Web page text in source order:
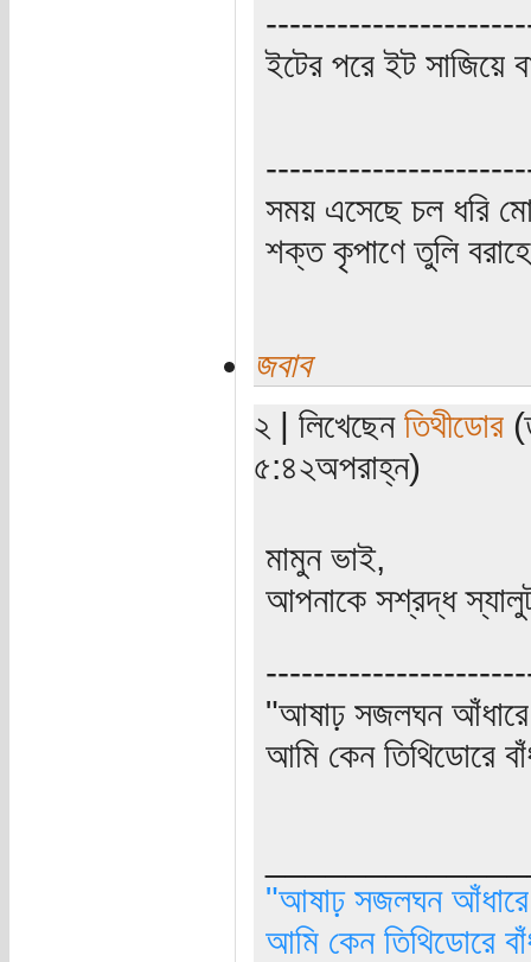
ইটের পরে ইট সাজিয়ে
সময় এসেছে চল ধরি
শক্ত কৃপাণে তুলি
জবাব
২ | লিখেছেন তিথীডোর
৫:৪২অপরাহ্ন)
মামুন ভাই,
আপনাকে সশ্রদ্ধ
"আষাঢ় সজলঘন আঁধারে,
আমি কেন তিথিডোরে
"আষাঢ় সজলঘন আঁধারে,
আমি কেন তিথিডোরে